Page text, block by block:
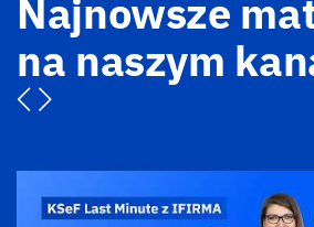
Najnowsze
na naszym